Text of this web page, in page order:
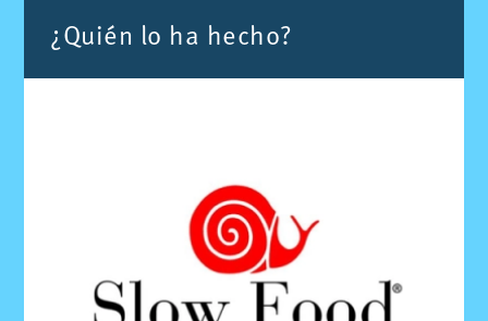
¿Quién lo ha he­cho?